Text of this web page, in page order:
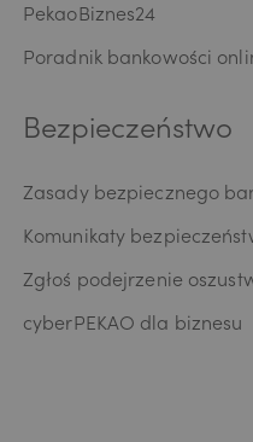
PekaoBiznes24
Poradnik bankowości
Bezpieczeństwo
Zasady bezpiecznego
Komunikaty
Zgłoś podejrzenie
cyberPEKAO dla biznesu